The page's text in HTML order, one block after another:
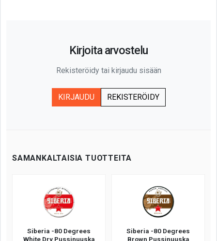
Kirjoita arvostelu
Rekisteröidy tai kirjaudu sisään
KIRJAUDU REKISTERÖIDY
SAMANKALTAISIA TUOTTEITA
Siberia -80 Degrees
White Dry Pussinuuska
Siberia -80 Degrees
Brown Pussinuuska